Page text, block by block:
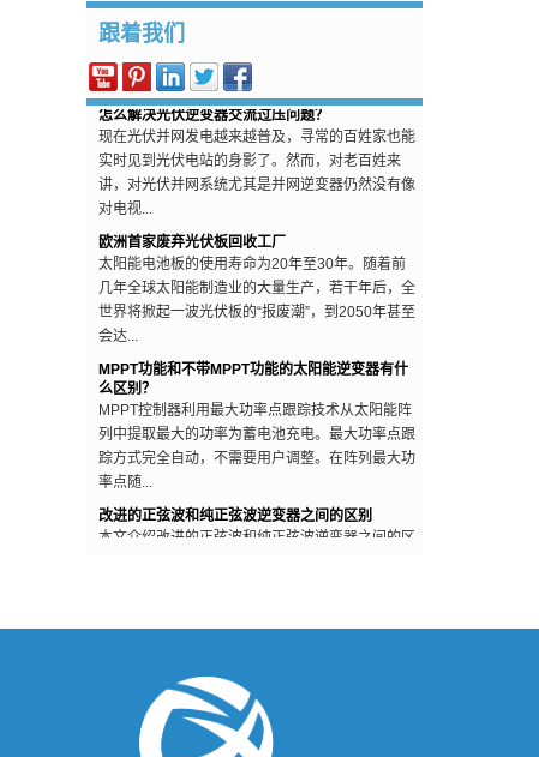
跟着我们
是逆变器输入启动电压。 这个电压比最低工作电压
要高30V左右，如单相逆变器，MPPT工作电压是
70V到5...
怎么解决光伏逆变器交流过压问题？
现在光伏并网发电越来越普及，寻常的百姓家也能
实时见到光伏电站的身影了。然而，对老百姓来
讲，对光伏并网系统尤其是并网逆变器仍然没有像
对电视...
欧洲首家废弃光伏板回收工厂
太阳能电池板的使用寿命为20年至30年。随着前
几年全球太阳能制造业的大量生产，若干年后，全
世界将掀起一波光伏板的“报废潮”，到2050年甚至
会达...
MPPT功能和不带MPPT功能的太阳能逆变器有什
么区别？
MPPT控制器利用最大功率点跟踪技术从太阳能阵
列中提取最大的功率为蓄电池充电。最大功率点跟
踪方式完全自动，不需要用户调整。在阵列最大功
率点随...
改进的正弦波和纯正弦波逆变器之间的区别
本文介绍改进的正弦波和纯正弦波逆变器之间的区
别 ModifiedSine纯波：最常见的通用逆变器可用于
现实情况是，电网停电时，自己家的光伏发电系统
全球十大光伏逆变器企业